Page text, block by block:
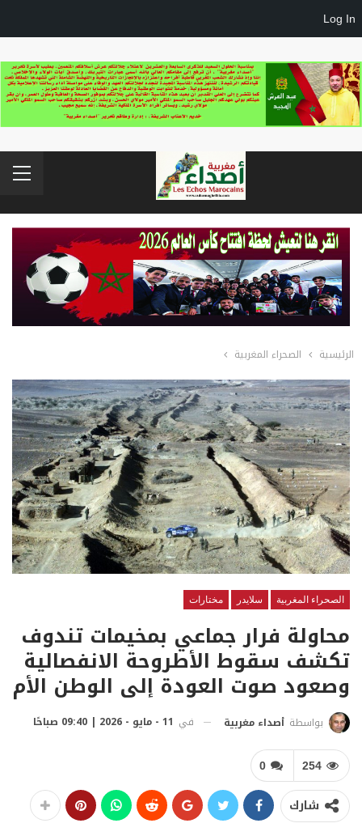
Log In
الرئيسية الصحراء المغربية
الصحراء المغربية سلايدر مختارات
محاولة فرار جماعي بمخيمات تندوف
تكشف سقوط الأطروحة الانفصالية
وصعود صوت العودة إلى الوطن الأم
بواسطة أصداء مغربية في 11 - مايو - 2026 | 09:40 صباحًا
0 254
شارك